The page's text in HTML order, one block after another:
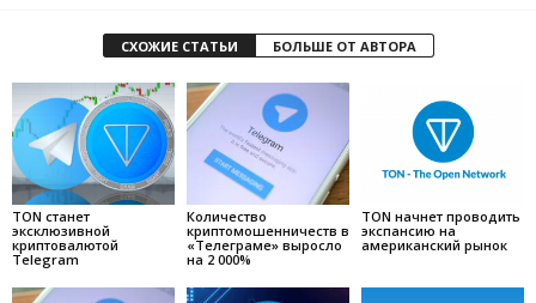
СХОЖИЕ СТАТЬИ БОЛЬШЕ ОТ АВТОРА
TON станет
эксклюзивной
криптовалютой
Telegram
Количество
криптомошенничеств в
«Телеграме» выросло
на 2 000%
TON начнет проводить
экспансию на
американский рынок